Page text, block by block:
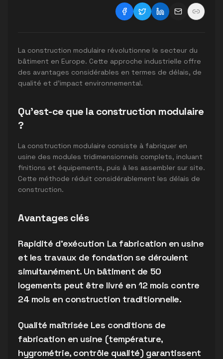
La construction modulaire révolutionne le secteur du
bâtiment en Europe. Cette approche industrielle offre
des avantages considérables en termes de délais, de
qualité et d'impact environnemental.
Qu'est-ce que la construction modulaire
?
La construction modulaire consiste à fabriquer en
usine des modules tridimensionnels complets, incluant
finitions et équipements, puis à les assembler sur site.
Cette méthode réduit considérablement les délais de
construction.
Avantages clés
Rapidité d'exécution La fabrication en usine
et les travaux de fondation se déroulent
simultanément. Un bâtiment de 50
logements peut être livré en 12 mois contre
24 mois en construction traditionnelle.
Qualité maîtrisée Les conditions de
fabrication en usine (température,
hygrométrie, contrôle qualité) garantissent